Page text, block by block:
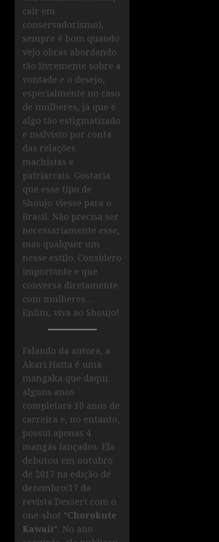
cair em
conservadorismo),
sempre é bom quando
vejo obras abordando
tão livremente sobre a
vontade e o desejo,
especialmente no caso
de mulheres, já que é
algo tão estigmatizado
e malvisto por conta
das relações
machistas e
patriarcais. Gostaria
que esse tipo de
Shoujo viesse para o
Brasil. Não precisa ser
necessariamente esse,
mas qualquer um
nesse estilo. Considero
importante e que
conversa diretamente
com mulheres…
Enfim, viva ao Shoujo!
Falando da autora, a
Akari Hatta é uma
mangaka que daqui
alguns anos
completará 10 anos de
carreira e, no entanto,
possui apenas 4
mangás lançados. Ela
debutou em outubro
de 2017 na edição de
dezembro/17 da
revista Dessert com o
one-shot “Chorokute
Kawaii“. No ano